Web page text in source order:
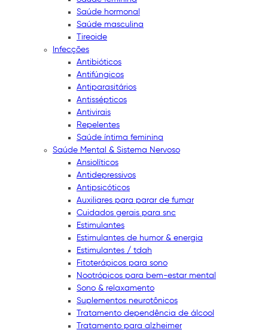
Saúde hormonal
Saúde masculina
Tireoide
Infecções
Antibióticos
Antifúngicos
Antiparasitários
Antissépticos
Antivirais
Repelentes
Saúde íntima feminina
Saúde Mental & Sistema Nervoso
Ansiolíticos
Antidepressivos
Antipsicóticos
Auxiliares para parar de fumar
Cuidados gerais para snc
Estimulantes
Estimulantes de humor & energia
Estimulantes / tdah
Fitoterápicos para sono
Nootrópicos para bem-estar mental
Sono & relaxamento
Suplementos neurotônicos
Tratamento dependência de álcool
Tratamento para alzheimer